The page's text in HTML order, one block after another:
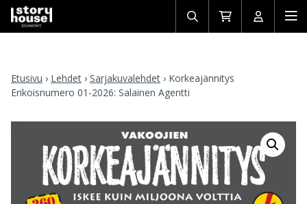
Avaa/sulje
haku
Siirry
ostoskoriin
Avaa/
Etusivu › Lehdet › Sarjakuvalehdet › Korkeajännitys
Erikoisnumero 01-2026: Salainen Agentti